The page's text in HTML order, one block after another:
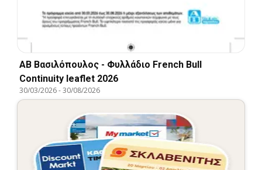
ΑΒ Βασιλόπουλος - Φυλλάδιο French Bull
Continuity leaflet 2026
30/03/2026-30/08/2026